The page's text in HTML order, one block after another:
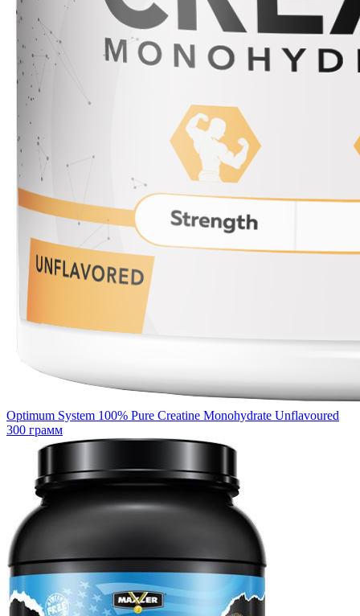
Optimum System 100% Pure Creatine Monohydrate Unflavoured
300 грамм